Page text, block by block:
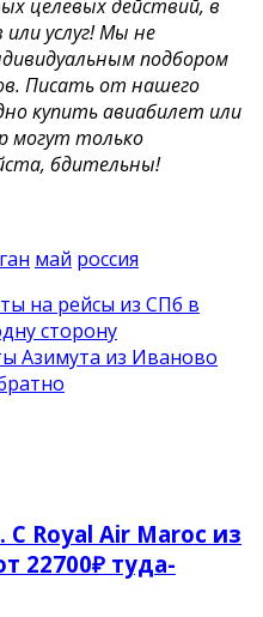
целевых действий, в
услуг! Мы не
подбором
Писать от нашего
купить авиабилет или
могут только
бдительны!
май россия
на рейсы из СПб в
сторону
Азимута из Иваново
Royal Air Maroc из
22700₽ туда-